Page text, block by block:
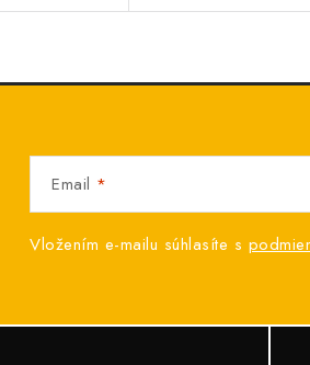
Email
Vložením e-mailu súhlasíte s